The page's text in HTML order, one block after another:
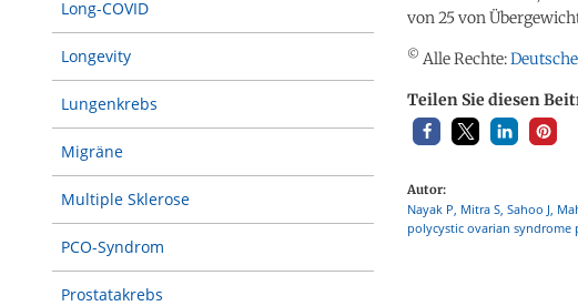
Long-COVID
Longevity
Lungenkrebs
Migräne
Multiple Sklerose
PCO-Syndrom
Prostatakrebs
von 25 von
© Alle Rechte:
Teilen Sie diesen
Autor:
Nayak P, Mitra S, Sahoo J,
polycystic ovarian syndrome